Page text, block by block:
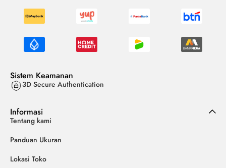
Sistem Keamanan
3D Secure Authentication
Informasi
Tentang kami
Panduan Ukuran
Lokasi Toko